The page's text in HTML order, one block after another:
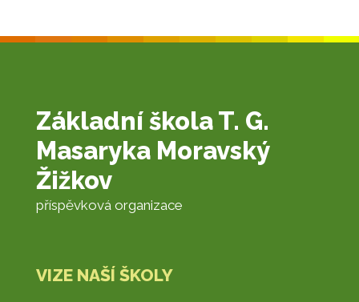
Základní škola T. G.
Masaryka Moravský
Žižkov
příspěvková organizace
VIZE NAŠÍ ŠKOLY